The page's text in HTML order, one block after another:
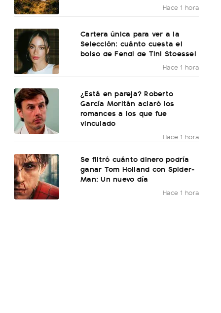
Hace 1 hora
Cartera única para ver a la
Selección: cuánto cuesta el
bolso de Fendi de Tini Stoessel
Hace 1 hora
¿Está en pareja? Roberto
García Moritán aclaró los
romances a los que fue
vinculado
Hace 1 hora
Se filtró cuánto dinero podría
ganar Tom Holland con Spider-
Man: Un nuevo día
Hace 1 hora